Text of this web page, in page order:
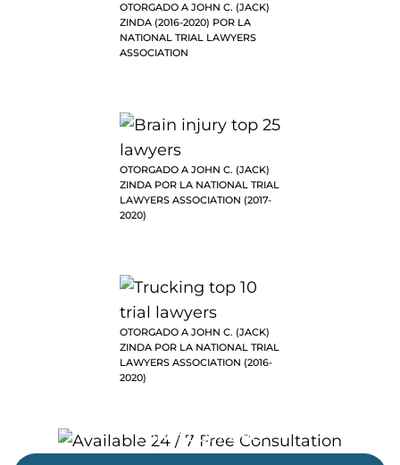
OTORGADO A JOHN C. (JACK)
ZINDA (2016-2020) POR LA
NATIONAL TRIAL LAWYERS
ASSOCIATION
OTORGADO A JOHN C. (JACK)
ZINDA POR LA NATIONAL TRIAL
LAWYERS ASSOCIATION (2017-
2020)
OTORGADO A JOHN C. (JACK)
ZINDA POR LA NATIONAL TRIAL
LAWYERS ASSOCIATION (2016-
2020)
Fundador / CEO